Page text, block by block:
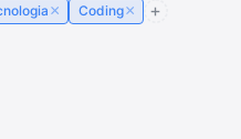
× Coding×